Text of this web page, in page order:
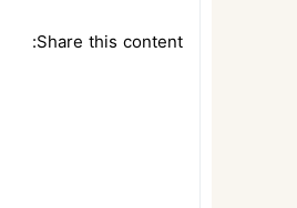
Share this content: